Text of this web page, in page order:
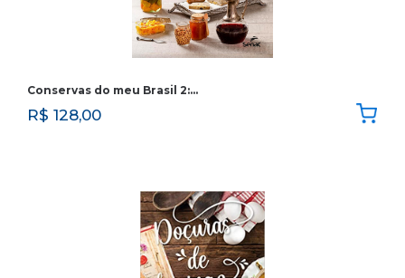
Conservas do meu Brasil 2:…
R$ 128,00